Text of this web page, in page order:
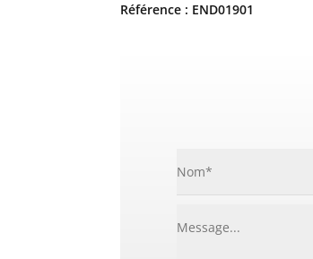
Référence : END01901